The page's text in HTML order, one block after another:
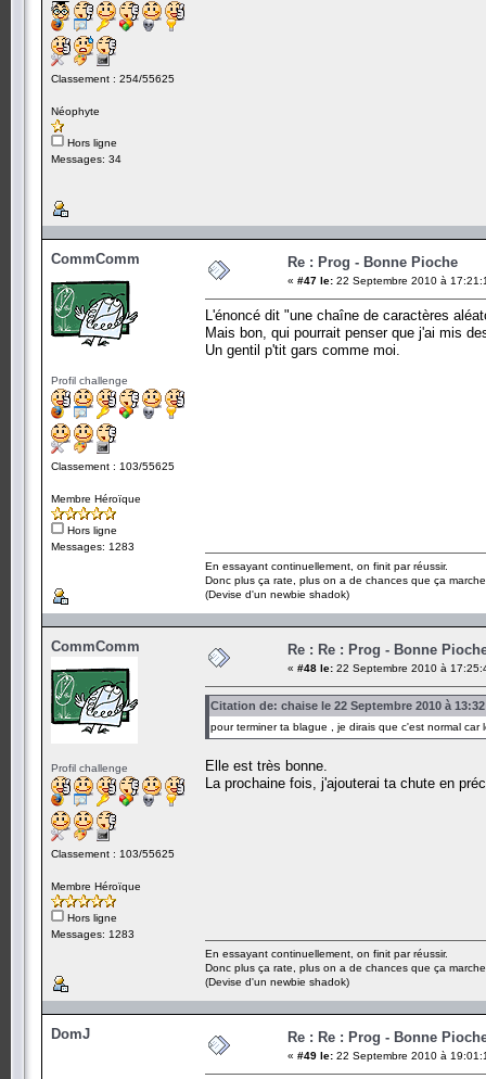
Classement : 254/55625
Néophyte
Hors ligne
Messages: 34
CommComm
Profil challenge
Classement : 103/55625
Membre Héroïque
Hors ligne
Messages: 1283
Re : Prog - Bonne Pioche
« #47 le: 22 Septembre 2010 à
L'énoncé dit "une chaîne de caractères
Mais bon, qui pourrait penser que j'ai mis
Un gentil p'tit gars comme moi.
En essayant continuellement, on finit par réussir.
Donc plus ça rate, plus on a de chances que ça
(Devise d'un newbie shadok)
CommComm
Profil challenge
Classement : 103/55625
Membre Héroïque
Hors ligne
Messages: 1283
Re : Re : Prog - Bonne
« #48 le: 22 Septembre 2010 à
Citation de: chaise le 22 Septembre 2010 à
pour terminer ta blague , je dirais que c'est normal
Elle est très bonne.
La prochaine fois, j'ajouterai ta chute en
En essayant continuellement, on finit par réussir.
Donc plus ça rate, plus on a de chances que ça
(Devise d'un newbie shadok)
DomJ Re : Re : Prog - Bonne
« #49 le: 22 Septembre 2010 à